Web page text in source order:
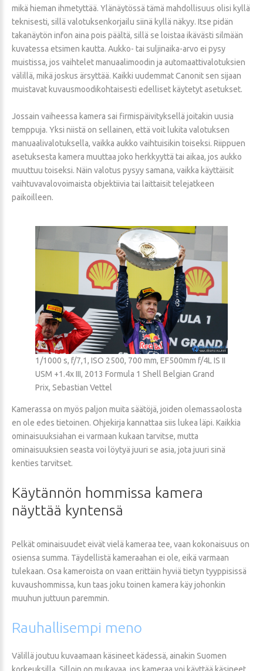
mikä hieman ihmetyttää. Ylänäytössä tämä mahdollisuus olisi kyllä
teknisesti, sillä valotuksenkorjailu siinä kyllä näkyy. Itse pidän
takanäytön infon aina pois päältä, sillä se loistaa ikävästi silmään
kuvatessa etsimen kautta. Aukko- tai suljinaika-arvo ei pysy
muistissa, jos vaihtelet manuaalimoodin ja automaattivalotuksien
välillä, mikä joskus ärsyttää. Kaikki uudemmat Canonit sen sijaan
muistavat kuvausmoodikohtaisesti edelliset käytetyt asetukset.
Jossain vaiheessa kamera sai firmispäivityksellä joitakin uusia
temppuja. Yksi niistä on sellainen, että voit lukita valotuksen
manuaalivalotuksella, vaikka aukko vaihtuisikin toiseksi. Riippuen
asetuksesta kamera muuttaa joko herkkyyttä tai aikaa, jos aukko
muuttuu toiseksi. Näin valotus pysyy samana, vaikka käyttäisit
vaihtuvavalovoimaista objektiivia tai laittaisit telejatkeen
paikoilleen.
1/1000 s, f/7,1, ISO 2500, 700 mm, EF500mm f/4L IS II
USM +1.4x III, 2013 Formula 1 Shell Belgian Grand
Prix, Sebastian Vettel
Kamerassa on myös paljon muita säätöjä, joiden olemassaolosta
en ole edes tietoinen. Ohjekirja kannattaa siis lukea läpi. Kaikkia
ominaisuuksiahan ei varmaan kukaan tarvitse, mutta
ominaisuuksien seasta voi löytyä juuri se asia, jota juuri sinä
kenties tarvitset.
Käytännön hommissa kamera
näyttää kyntensä
Pelkät ominaisuudet eivät vielä kameraa tee, vaan kokonaisuus on
osiensa summa. Täydellistä kameraahan ei ole, eikä varmaan
tulekaan. Osa kameroista on vaan erittäin hyviä tietyn tyyppisissä
kuvaushommissa, kun taas joku toinen kamera käy johonkin
muuhun juttuun paremmin.
Rauhallisempi meno
Välillä joutuu kuvaamaan käsineet kädessä, ainakin Suomen